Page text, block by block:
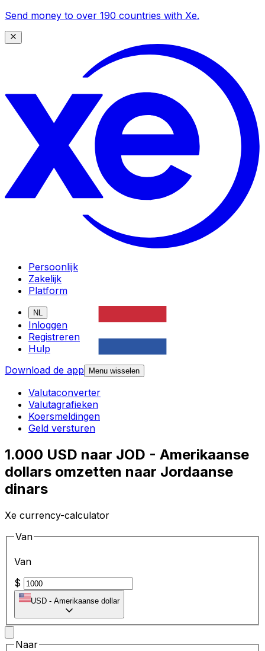
Send money to over 190 countries with Xe.
Persoonlijk
Zakelijk
Platform
NL
Inloggen
Registreren
Hulp
Download de app
Menu wisselen
Valutaconverter
Valutagrafieken
Koersmeldingen
Geld versturen
1.000 USD naar JOD - Amerikaanse
dollars omzetten naar Jordaanse
dinars
Xe currency-calculator
Van
Van
$
USD - Amerikaanse dollar
Naar